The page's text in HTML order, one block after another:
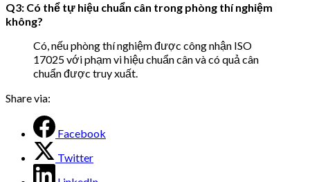
Q3: Có thể tự hiệu chuẩn cân trong phòng thí nghiệm
không?
Có, nếu phòng thí nghiệm được công nhận ISO
17025 với phạm vi hiệu chuẩn cân và có quả cân
chuẩn được truy xuất.
Share via:
Facebook
Twitter